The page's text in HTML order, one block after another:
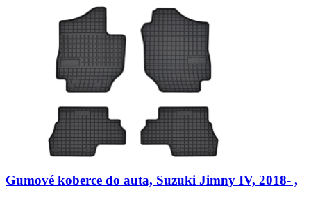
Gumové koberce do auta, Suzuki Jimny IV, 2018- ,